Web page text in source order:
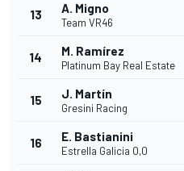
13 A. Migno
Team VR46
14 M. Ramírez
Platinum Bay Real Estate
15 J. Martín
Gresini Racing
16 E. Bastianini
Estrella Galicia 0,0